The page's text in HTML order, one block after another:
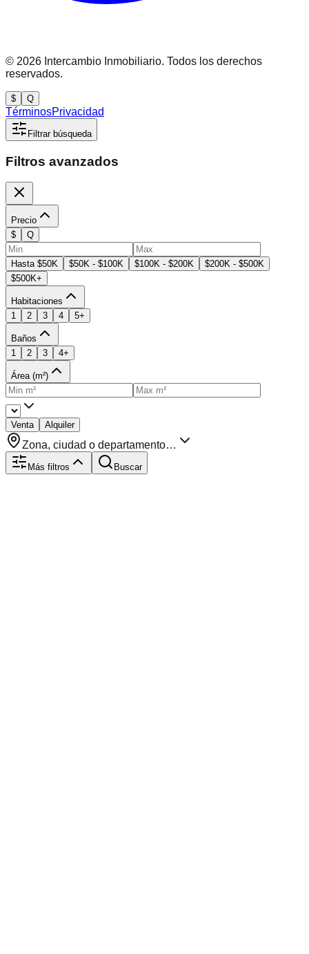
© 2026 Intercambio Inmobiliario. Todos los derechos
reservados.
$ Q
TérminosPrivacidad
Filtrar búsqueda
Filtros avanzados
Precio
$
Q
Hasta $50K $50K - $100K $100K - $200K
$200K - $500K
$500K+
Habitaciones
1
2 3 4 5+
Baños
1
2 3 4+
Área (m²)
Venta Alquiler
Zona, ciudad o departamento…
Más filtros Buscar